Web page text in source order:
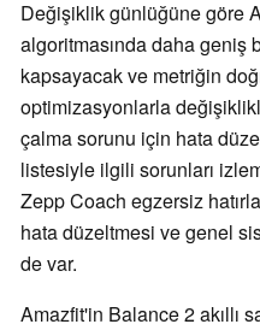
Değişiklik günlüğüne göre
algoritmasında daha geniş
kapsayacak ve metriğin
optimizasyonlarla
çalma sorunu için hata
listesiyle ilgili sorunları
Zepp Coach egzersiz
hata düzeltmesi ve genel
de var.
Amazfit'in Balance 2 akıllı